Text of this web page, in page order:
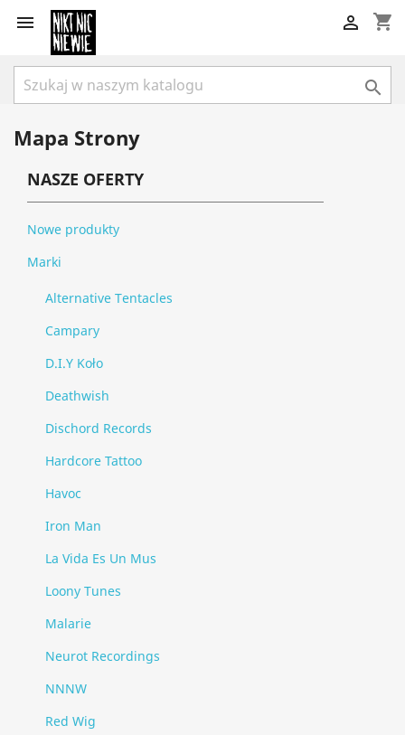
 shopping_cart


Mapa Strony
NASZE OFERTY
Nowe produkty
Marki
Alternative Tentacles
Campary
D.I.Y Koło
Deathwish
Dischord Records
Hardcore Tattoo
Havoc
Iron Man
La Vida Es Un Mus
Loony Tunes
Malarie
Neurot Recordings
NNNW
Red Wig